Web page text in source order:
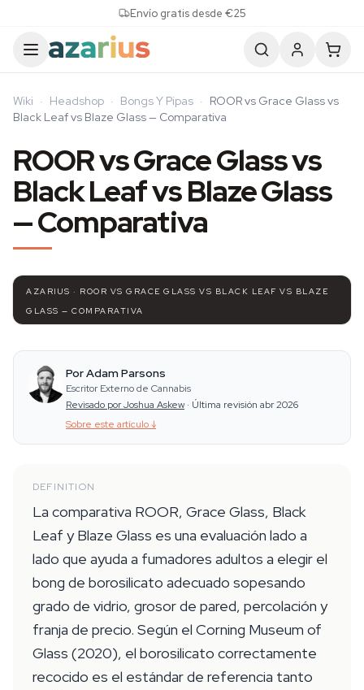
Envío gratis desde €25
Wiki · Headshop · Bongs Y Pipas · ROOR vs Grace Glass vs
Black Leaf vs Blaze Glass — Comparativa
ROOR vs Grace Glass vs
Black Leaf vs Blaze Glass
— Comparativa
AZARIUS · ROOR VS GRACE GLASS VS BLACK LEAF VS BLAZE
GLASS — COMPARATIVA
Por Adam Parsons
Escritor Externo de Cannabis
Revisado por Joshua Askew · Última revisión abr 2026
Sobre este artículo↓
DEFINITION
La comparativa ROOR, Grace Glass, Black
Leaf y Blaze Glass es una evaluación lado a
lado que ayuda a fumadores adultos a elegir el
bong de borosilicato adecuado sopesando
grado de vidrio, grosor de pared, percolación y
franja de precio. Según el Corning Museum of
Glass (2020), el borosilicato correctamente
recocido es el estándar de referencia tanto